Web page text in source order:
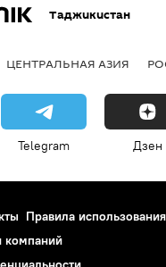
Таджикистан
ЦЕНТРАЛЬНАЯ АЗИЯ
Telegram Дзен
Правила использования
компаний